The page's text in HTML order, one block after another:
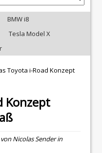
BMW i8
Tesla Model X
Toyota i-Road Konzept
Konzept
Nicolas Senderin